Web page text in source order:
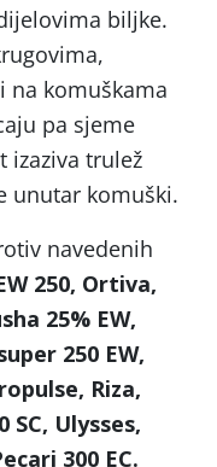
biljke.
na komuškama
pa sjeme
izaziva trulež
unutar komuški.
navedenih
250, Ortiva,
25% EW,
250 EW,
Riza,
SC, Ulysses,
300 EC.